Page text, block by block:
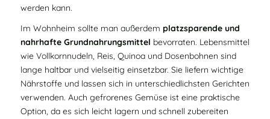
werden kann.
Im Wohnheim sollte man außerdem platzsparende und
nahrhafte Grundnahrungsmittel bevorraten. Lebensmittel
wie Vollkornnudeln, Reis, Quinoa und Dosenbohnen sind
lange haltbar und vielseitig einsetzbar. Sie liefern wichtige
Nährstoffe und lassen sich in unterschiedlichsten Gerichten
verwenden. Auch gefrorenes Gemüse ist eine praktische
Option, da es sich leicht lagern und schnell zubereiten